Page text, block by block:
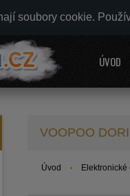
soubory cookie.
ÚVOD
VOOPOO
Úvod Elektronické